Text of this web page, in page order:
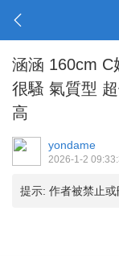
涵涵 160cm C
很騷 氣質型
高
yondame
2026-1-2
提示: 作者被禁止